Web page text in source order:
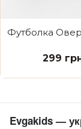
Футболка Овер
299
Evgakids —